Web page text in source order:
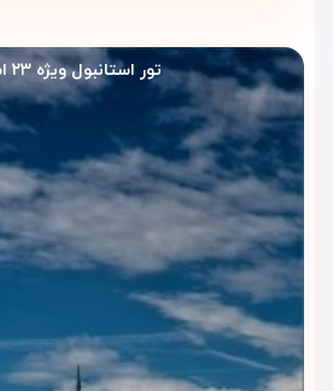
غذا دارد. این بخش برای مهمانانی
پیاده‌روی یا بازدید از جاذبه‌های
از هتل، وعده‌ای راحت میل کنند.
کافی‌شاپ هتل؛ مکثی
روز شلوغ
کافی‌شاپ هتل فضایی مناسب برای
استراحت کوتاه ایجاد می‌کند. مهمانان
در خیابان استقلال یا برگشت از
دقیقه در این فضا آرام بگیرند و
کنند.
تور استانبول ویژه ۲۳ اسفند